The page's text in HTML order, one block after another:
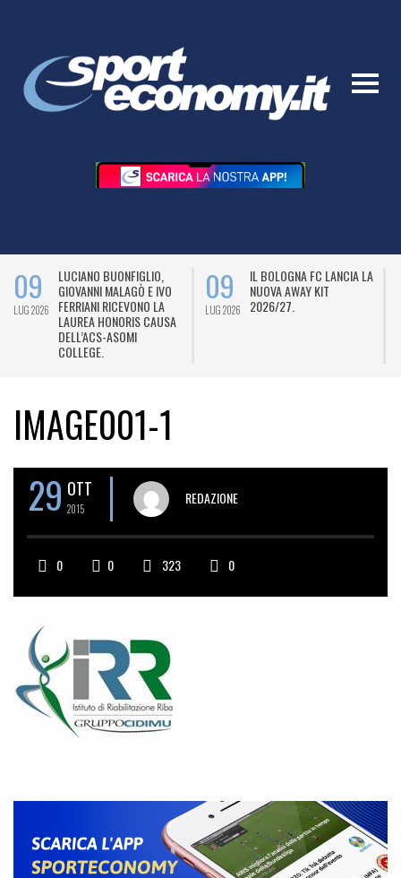
09
LUG 2026
LUCIANO BUONFIGLIO,
GIOVANNI MALAGÒ E IVO
FERRIANI RICEVONO LA
LAUREA HONORIS CAUSA
DELL’ACS-ASOMI
COLLEGE.
09
LUG 2026
IL BOLOGNA FC LANCIA LA
NUOVA AWAY KIT
2026/27.
IMAGE001-1
29 OTT
2015
REDAZIONE
0 0 323 0